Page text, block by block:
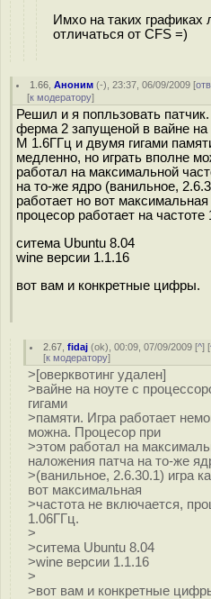
Имхо на таких
отличаться от CFS =)
1.66 ,Аноним (-), 23:37, 06/09/2009 [
[к модератору]
Решил и я попльзовать
ферма 2 запущеной в вайне
М 1.6ГГц и двумя гигами
медленно, но играть вполне
работал на максимальной
на то-же ядро (ванильное,
работает но вот
процесор работает на частоте
ситема Ubuntu 8.04
wine версии 1.1.16
вот вам и конкретные цифры.
2.67 ,fidaj (ok), 00:09, 07/09/2009 [^] [
[к модератору]
>[оверквотинг удален]
>вайне на ноуте с
гигами
>памяти. Игра работает
можна. Процесор при
>этом работал на
наложения патча на то-же
>(ванильное, 2.6.30.1) игра
вот максимальная
>частота не включается,
1.06ГГц.
>
>ситема Ubuntu 8.04
>wine версии 1.1.16
>
>вот вам и конкретные